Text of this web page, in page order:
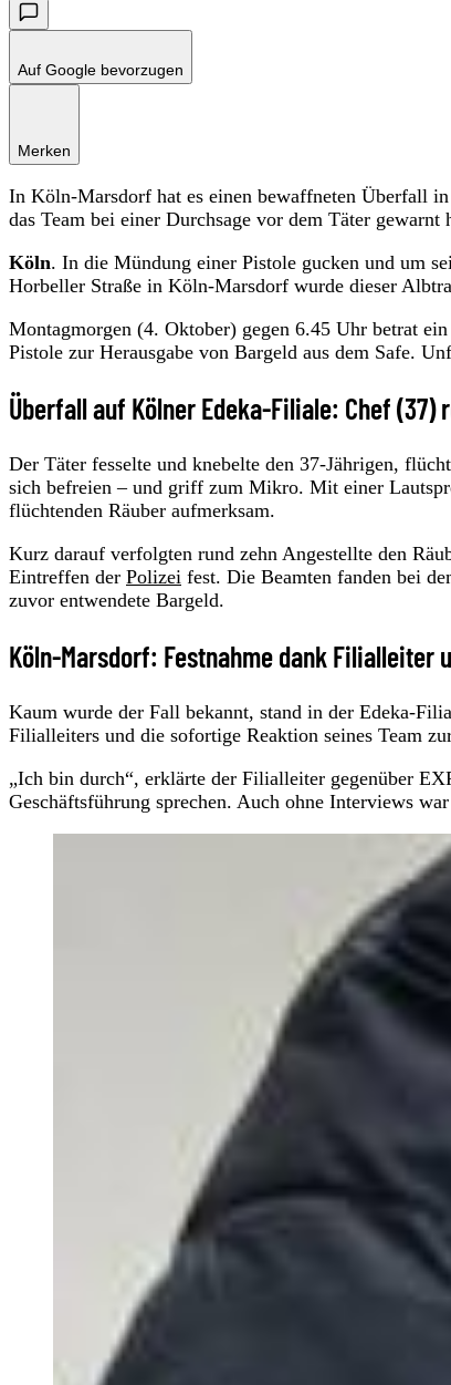
Auf Google bevorzugen
Merken
In Köln-Marsdorf hat es einen bewaffneten Überfall
das Team bei einer Durchsage vor dem Täter gewarnt
Köln. In die Mündung einer Pistole gucken und um
Horbeller Straße in Köln-Marsdorf wurde dieser
Montagmorgen (4. Oktober) gegen 6.45 Uhr betrat
Pistole zur Herausgabe von Bargeld aus dem Safe.
Überfall auf Kölner Edeka-Filiale: Chef (37)
Der Täter fesselte und knebelte den 37-Jährigen,
sich befreien – und griff zum Mikro. Mit einer
flüchtenden Räuber aufmerksam.
Kurz darauf verfolgten rund zehn Angestellte den
Eintreffen der Polizei fest. Die Beamten fanden bei
zuvor entwendete Bargeld.
Köln-Marsdorf: Festnahme dank Filialleiter
Kaum wurde der Fall bekannt, stand in der Edeka-
Filialleiters und die sofortige Reaktion seines Team
„Ich bin durch“, erklärte der Filialleiter gegenüber
Geschäftsführung sprechen. Auch ohne Interviews